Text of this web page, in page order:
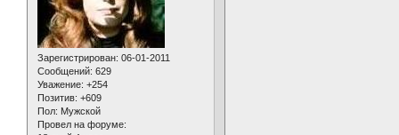
Зарегистрирован: 06-01-2011
Сообщений: 629
Уважение: +254
Позитив: +609
Пол: Мужской
Провел на форуме: